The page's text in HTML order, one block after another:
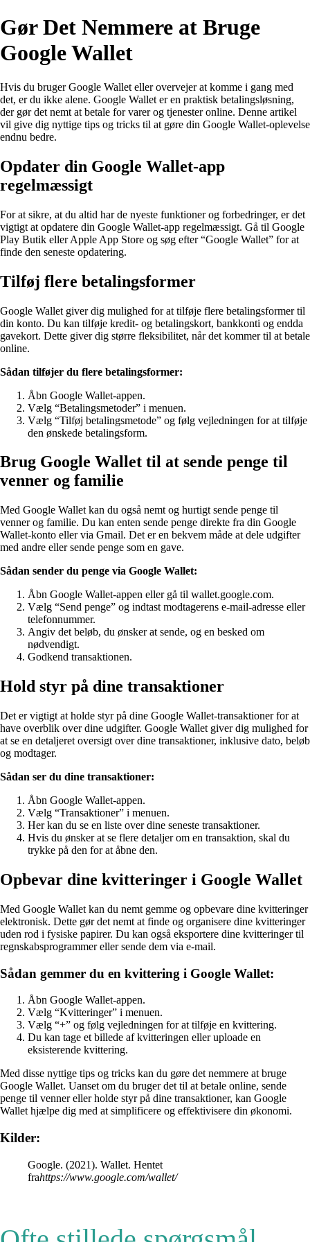
Gør Det Nemmere at Bruge
Google Wallet
Hvis du bruger Google Wallet eller overvejer at komme i gang med
det, er du ikke alene. Google Wallet er en praktisk betalingsløsning,
der gør det nemt at betale for varer og tjenester online. Denne artikel
vil give dig nyttige tips og tricks til at gøre din Google Wallet-oplevelse
endnu bedre.
Opdater din Google Wallet-app
regelmæssigt
For at sikre, at du altid har de nyeste funktioner og forbedringer, er det
vigtigt at opdatere din Google Wallet-app regelmæssigt. Gå til Google
Play Butik eller Apple App Store og søg efter “Google Wallet” for at
finde den seneste opdatering.
Tilføj flere betalingsformer
Google Wallet giver dig mulighed for at tilføje flere betalingsformer til
din konto. Du kan tilføje kredit- og betalingskort, bankkonti og endda
gavekort. Dette giver dig større fleksibilitet, når det kommer til at betale
online.
Sådan tilføjer du flere betalingsformer:
Åbn Google Wallet-appen.
Vælg “Betalingsmetoder” i menuen.
Vælg “Tilføj betalingsmetode” og følg vejledningen for at tilføje
den ønskede betalingsform.
Brug Google Wallet til at sende penge til
venner og familie
Med Google Wallet kan du også nemt og hurtigt sende penge til
venner og familie. Du kan enten sende penge direkte fra din Google
Wallet-konto eller via Gmail. Det er en bekvem måde at dele udgifter
med andre eller sende penge som en gave.
Sådan sender du penge via Google Wallet:
Åbn Google Wallet-appen eller gå til wallet.google.com.
Vælg “Send penge” og indtast modtagerens e-mail-adresse eller
telefonnummer.
Angiv det beløb, du ønsker at sende, og en besked om
nødvendigt.
Godkend transaktionen.
Hold styr på dine transaktioner
Det er vigtigt at holde styr på dine Google Wallet-transaktioner for at
have overblik over dine udgifter. Google Wallet giver dig mulighed for
at se en detaljeret oversigt over dine transaktioner, inklusive dato, beløb
og modtager.
Sådan ser du dine transaktioner:
Åbn Google Wallet-appen.
Vælg “Transaktioner” i menuen.
Her kan du se en liste over dine seneste transaktioner.
Hvis du ønsker at se flere detaljer om en transaktion, skal du
trykke på den for at åbne den.
Opbevar dine kvitteringer i Google Wallet
Med Google Wallet kan du nemt gemme og opbevare dine kvitteringer
elektronisk. Dette gør det nemt at finde og organisere dine kvitteringer
uden rod i fysiske papirer. Du kan også eksportere dine kvitteringer til
regnskabsprogrammer eller sende dem via e-mail.
Sådan gemmer du en kvittering i Google Wallet:
Åbn Google Wallet-appen.
Vælg “Kvitteringer” i menuen.
Vælg “+” og følg vejledningen for at tilføje en kvittering.
Du kan tage et billede af kvitteringen eller uploade en
eksisterende kvittering.
Med disse nyttige tips og tricks kan du gøre det nemmere at bruge
Google Wallet. Uanset om du bruger det til at betale online, sende
penge til venner eller holde styr på dine transaktioner, kan Google
Wallet hjælpe dig med at simplificere og effektivisere din økonomi.
Kilder:
Google. (2021). Wallet. Hentet
frahttps://www.google.com/wallet/